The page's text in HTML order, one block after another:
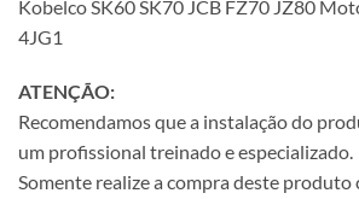
Kobelco SK60 SK70 JCB FZ70 JZ80
4JG1
ATENÇÃO:
Recomendamos que a instalação do
um profissional treinado e especializado.
Somente realize a compra deste produto